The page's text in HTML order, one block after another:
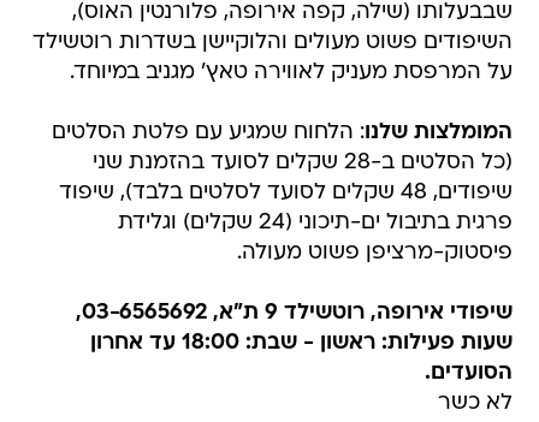
שבבעלותו (שילה, קפה אירופה, פלורנטין האוס),
השיפודים פשוט מעולים והלוקיישן בשדרות רוטשילד
על המרפסת מעניק לאווירה טאץ' מגניב במיוחד.
המומלצות שלנו: הלחוח שמגיע עם פלטת הסלטים
(כל הסלטים ב-28 שקלים לסועד בהזמנת שני
שיפודים, 48 שקלים לסועד לסלטים בלבד), שיפוד
פרגית בתיבול ים-תיכוני (24 שקלים) וגלידת
פיסטוק-מרציפן פשוט מעולה.
שיפודי אירופה, רוטשילד 9 ת"א, 03-6565692,
שעות פעילות: ראשון - שבת: 18:00 עד אחרון
הסועדים.
לא כשר